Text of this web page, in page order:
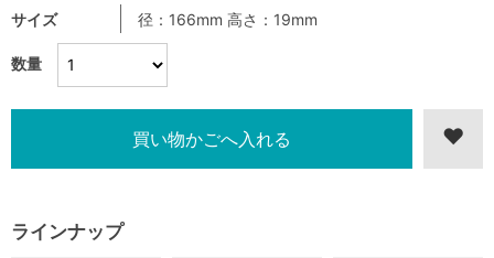
数量
サイズ 径：166mm 高さ：19mm
ラインナップ